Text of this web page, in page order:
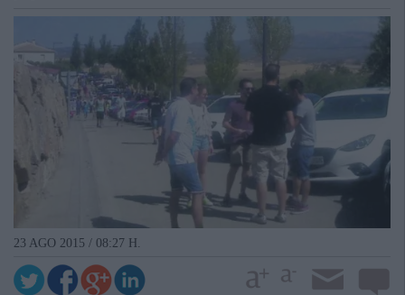
23 AGO 2015 / 08:27 H.